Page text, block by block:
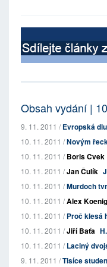
Obsah vydání |
9. 11. 2011 /Evropská
10. 11. 2011 /Novým
10. 11. 2011 /Boris Cvek
10. 11. 2011 /Jan Čulík
10. 11. 2011 /Murdoch
10. 11. 2011 /Alex
10. 11. 2011 /Proč klesá
10. 11. 2011 /Jiří Baťa
10. 11. 2011 /Laciný
9. 11. 2011 /Tisíce